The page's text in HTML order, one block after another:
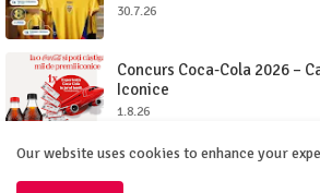
30.7.26
Concurs Coca-Cola 2026 –
Iconice
1.8.26
Our website uses cookies to enhance your